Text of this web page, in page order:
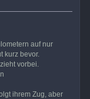
auf nur
kurz bevor.
vorbei.
ihrem Zug, aber